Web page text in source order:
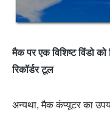
मैक पर एक विशिष्ट विंडो को
रिकॉर्डर टूल
अन्यथा, मैक कंप्यूटर का